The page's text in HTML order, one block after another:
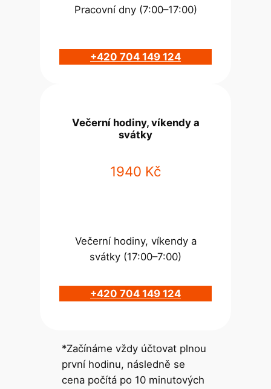
Pracovní dny (7:00–17:00)
+420 704 149 124
Večerní hodiny, víkendy a
svátky
1940 Kč
Večerní hodiny, víkendy a
svátky (17:00–7:00)
+420 704 149 124
*Začínáme vždy účtovat plnou
první hodinu, následně se
cena počítá po 10 minutových